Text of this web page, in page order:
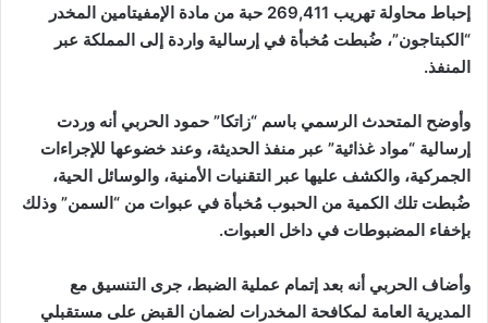
إحباط محاولة تهريب 269,411 حبة من مادة الإمفيتامين المخدر
“الكبتاجون”، ضُبطت مُخبأة في إرسالية واردة إلى المملكة عبر
المنفذ.
وأوضح المتحدث الرسمي باسم “زاتكا” حمود الحربي أنه وردت
إرسالية “مواد غذائية” عبر منفذ الحديثة، وعند خضوعها للإجراءات
الجمركية، والكشف عليها عبر التقنيات الأمنية، والوسائل الحية،
ضُبطت تلك الكمية من الحبوب مُخبأة في عبوات من “السمن” وذلك
بإخفاء المضبوطات في داخل العبوات.
وأضاف الحربي أنه بعد إتمام عملية الضبط، جرى التنسيق مع
المديرية العامة لمكافحة المخدرات لضمان القبض على مستقبلي